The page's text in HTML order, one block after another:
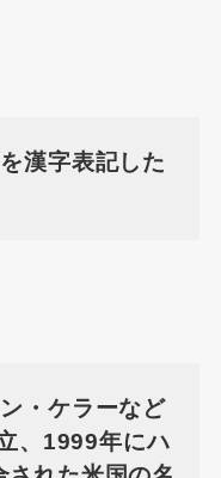
漢字表記した
・ケラーなど
、1999年にハ